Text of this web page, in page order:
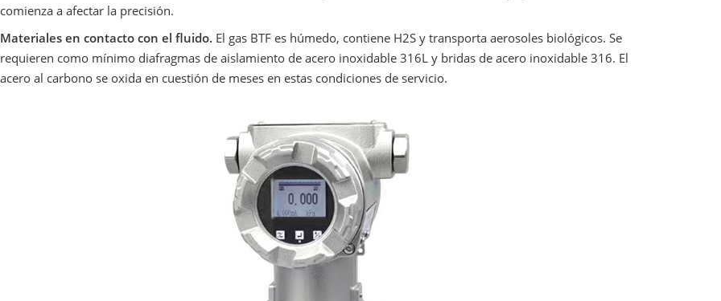
comienza a afectar la precisión.
Materiales en contacto con el fluido. El gas BTF es húmedo, contiene H2S y transporta aerosoles biológicos. Se
requieren como mínimo diafragmas de aislamiento de acero inoxidable 316L y bridas de acero inoxidable 316. El
acero al carbono se oxida en cuestión de meses en estas condiciones de servicio.